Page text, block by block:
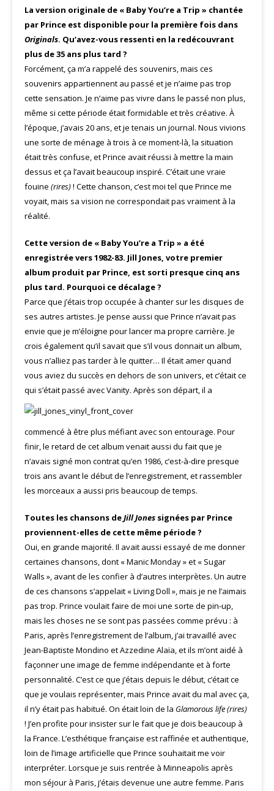
La version originale de « Baby You’re a Trip » chantée
par Prince est disponible pour la première fois dans
Originals. Qu’avez-vous ressenti en la redécouvrant
plus de 35 ans plus tard ?
Forcément, ça m’a rappelé des souvenirs, mais ces
souvenirs appartiennent au passé et je n’aime pas trop
cette sensation. Je n’aime pas vivre dans le passé non plus,
même si cette période était formidable et très créative. À
l’époque, j’avais 20 ans, et je tenais un journal. Nous vivions
une sorte de ménage à trois à ce moment-là, la situation
était très confuse, et Prince avait réussi à mettre la main
dessus et ça l’avait beaucoup inspiré. C’était une vraie
fouine (rires)! Cette chanson, c’est moi tel que Prince me
voyait, mais sa vision ne correspondait pas vraiment à la
réalité.
Cette version de « Baby You’re a Trip » a été
enregistrée vers 1982-83. Jill Jones, votre premier
album produit par Prince, est sorti presque cinq ans
plus tard. Pourquoi ce décalage ?
Parce que j’étais trop occupée à chanter sur les disques de
ses autres artistes. Je pense aussi que Prince n’avait pas
envie que je m’éloigne pour lancer ma propre carrière. Je
crois également qu’il savait que s’il vous donnait un album,
vous n’alliez pas tarder à le quitter… Il était amer quand
vous aviez du succès en dehors de son univers, et c’était ce
qui s’était passé avec Vanity. Après son départ, il a
commencé à être plus méfiant avec son entourage. Pour
finir, le retard de cet album venait aussi du fait que je
n’avais signé mon contrat qu’en 1986, c’est-à-dire presque
trois ans avant le début de l’enregistrement, et rassembler
les morceaux a aussi pris beaucoup de temps.
Toutes les chansons deJill Jones signées par Prince
proviennent-elles de cette même période ?
Oui, en grande majorité. Il avait aussi essayé de me donner
certaines chansons, dont « Manic Monday » et « Sugar
Walls », avant de les confier à d’autres interprètes. Un autre
de ces chansons s’appelait « Living Doll », mais je ne l’aimais
pas trop. Prince voulait faire de moi une sorte de pin-up,
mais les choses ne se sont pas passées comme prévu : à
Paris, après l’enregistrement de l’album, j’ai travaillé avec
Jean-Baptiste Mondino et Azzedine Alaïa, et ils m’ont aidé à
façonner une image de femme indépendante et à forte
personnalité. C’est ce que j’étais depuis le début, c’était ce
que je voulais représenter, mais Prince avait du mal avec ça,
il n’y était pas habitué. On était loin de la Glamorous life (rires)
! J’en profite pour insister sur le fait que je dois beaucoup à
la France. L’esthétique française est raffinée et authentique,
loin de l’image artificielle que Prince souhaitait me voir
interpréter. Lorsque je suis rentrée à Minneapolis après
mon séjour à Paris, j’étais devenue une autre femme. Paris